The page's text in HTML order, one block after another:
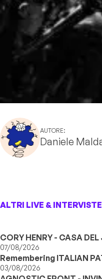
AUTORE:
Daniele
ALTRI LIVE & INTERVISTE
CORY HENRY - CASA
07/08/2026
Remembering ITALIAN
03/08/2026